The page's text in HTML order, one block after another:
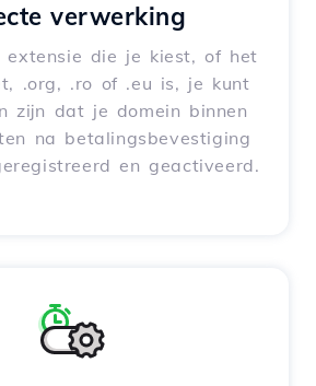
verwerking
extensie die je kiest, of het
.org, .ro of .eu is, je kunt
zijn dat je domein binnen
na betalingsbevestiging
en geactiveerd.